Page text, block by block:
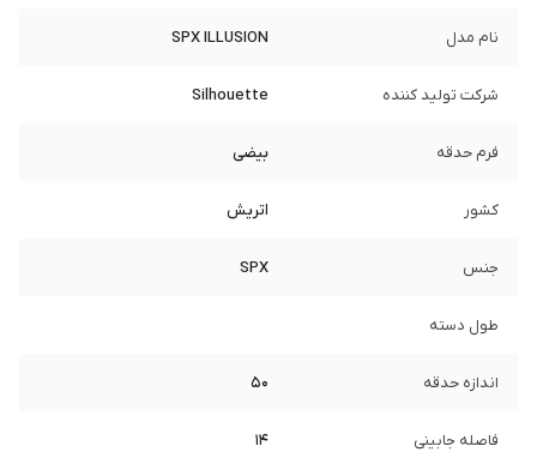
نام مدل SPX ILLUSION
شرکت تولید کننده Silhouette
فرم حدقه بیضی
کشور اتریش
جنس SPX
طول دسته
اندازه حدقه 50
فاصله جابینی 14